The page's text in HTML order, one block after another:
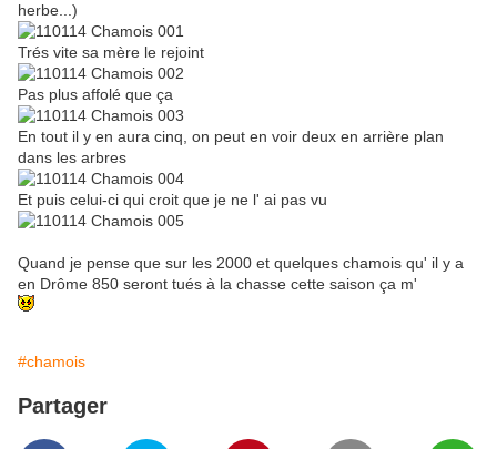
herbe...)
Trés vite sa mère le rejoint
Pas plus affolé que ça
En tout il y en aura cinq, on peut en voir deux en arrière plan
dans les arbres
Et puis celui-ci qui croit que je ne l' ai pas vu
Quand je pense que sur les 2000 et quelques chamois qu' il y a
en Drôme 850 seront tués à la chasse cette saison ça m'
#chamois
Partager